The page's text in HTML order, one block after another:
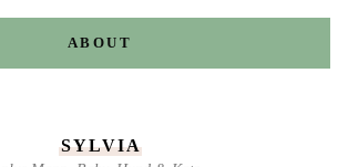
ABOUT
SYLVIA